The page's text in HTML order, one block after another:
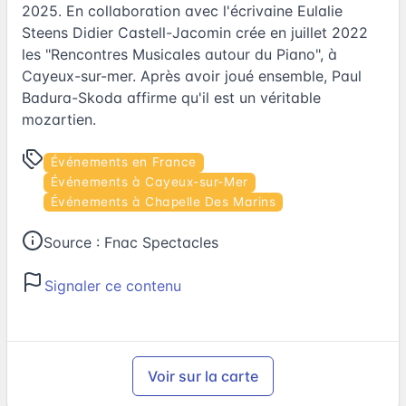
2025. En collaboration avec l'écrivaine Eulalie
Steens Didier Castell-Jacomin crée en juillet 2022
les "Rencontres Musicales autour du Piano", à
Cayeux-sur-mer. Après avoir joué ensemble, Paul
Badura-Skoda affirme qu'il est un véritable
mozartien.
Événements en France
Événements à Cayeux-sur-Mer
Événements à Chapelle Des Marins
Source : Fnac Spectacles
Signaler ce contenu
Voir sur la carte